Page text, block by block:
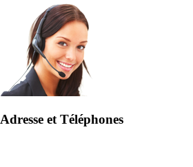
Adresse et Téléphones